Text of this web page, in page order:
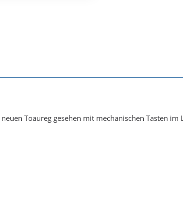
Toaureg gesehen mit mechanischen Tasten im